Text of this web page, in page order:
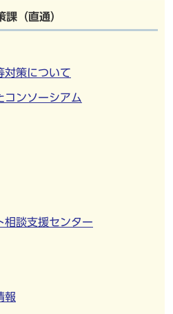
（直通）
対策について
コンソーシアム
相談支援センター
報